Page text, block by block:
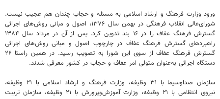
ورود وزارت فرهنگ و ارشاد اسلامی به مسئله و حجاب چندان هم عجیب نیست.
شورای‌عالی انقلاب فرهنگی در بهمن سال ۱۳۷۶، اصول و مبانی روش‌های اجرائی
گسترش فرهنگ عفاف را در ۱۶ بند تدوین کرد. پس از آن در مرداد سال ۱۳۸۴
راهبردهای گسترش فرهنگ عفاف در چارچوب اصول و مبانی روش‌های اجرائی
گسترش فرهنگ عفاف از سوی این شورا به تصویب رسید. در همین راستا ۲۶
دستگاه اجرائی به‌عنوان متولی امر عفاف و حجاب در کشور معرفی شدند.
سازمان صداوسیما با ۳۱ وظیفه، وزارت فرهنگ و ارشاد اسلامی با ۲۱ وظیفه،
نیروی انتظامی با ۲۱ وظیفه، وزارت آموزش‌وپرورش با ۲۱ وظیفه، سازمان تربیت